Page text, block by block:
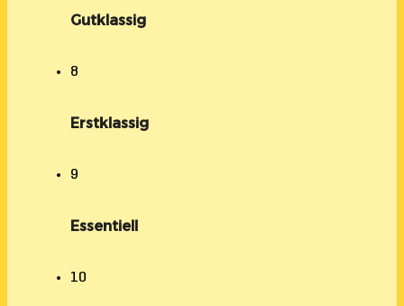
Gutklassig
8
Erstklassig
9
Essentiell
10